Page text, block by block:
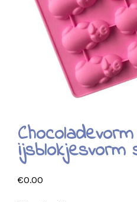
ijsblokjesvorm
€0.00